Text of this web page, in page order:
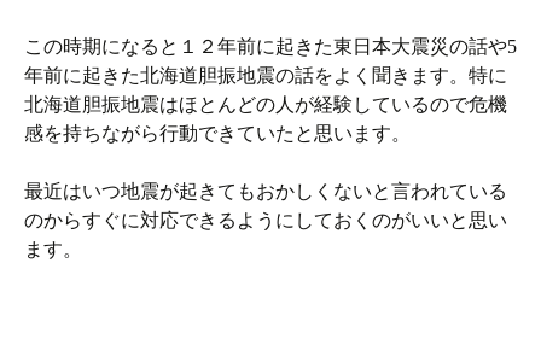
この時期になると１２年前に起きた東日本大震災の話や5
年前に起きた北海道胆振地震の話をよく聞きます。特に
北海道胆振地震はほとんどの人が経験しているので危機
感を持ちながら行動できていたと思います。
最近はいつ地震が起きてもおかしくないと言われている
のからすぐに対応できるようにしておくのがいいと思い
ます。